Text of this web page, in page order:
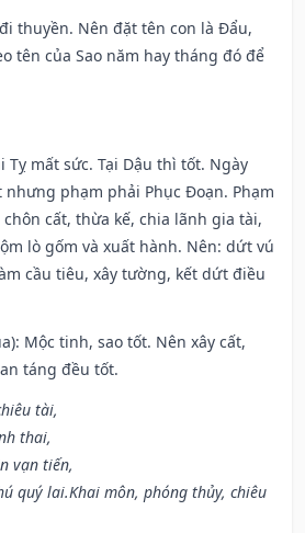
thuyền. Nên đặt tên con là Đẩu,
tên của Sao năm hay tháng đó để
Tỵ mất sức. Tại Dậu thì tốt. Ngày
phạm phải Phục Đoạn. Phạm
cất, thừa kế, chia lãnh gia tài,
lò gốm và xuất hành. Nên: dứt vú
cầu tiêu, xây tường, kết dứt điều
Mộc tinh, sao tốt. Nên xây cất,
táng đều tốt.
tài,
thai,
vạn tiến,
quý lai.Khai môn, phóng thủy, chiêu